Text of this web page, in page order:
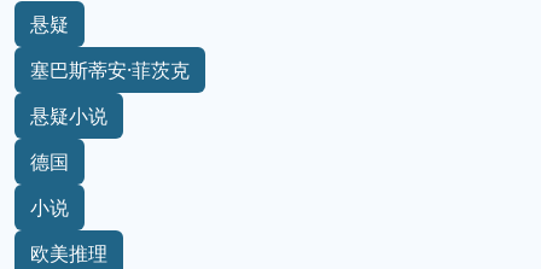
悬疑
塞巴斯蒂安·菲茨克
悬疑小说
德国
小说
欧美推理